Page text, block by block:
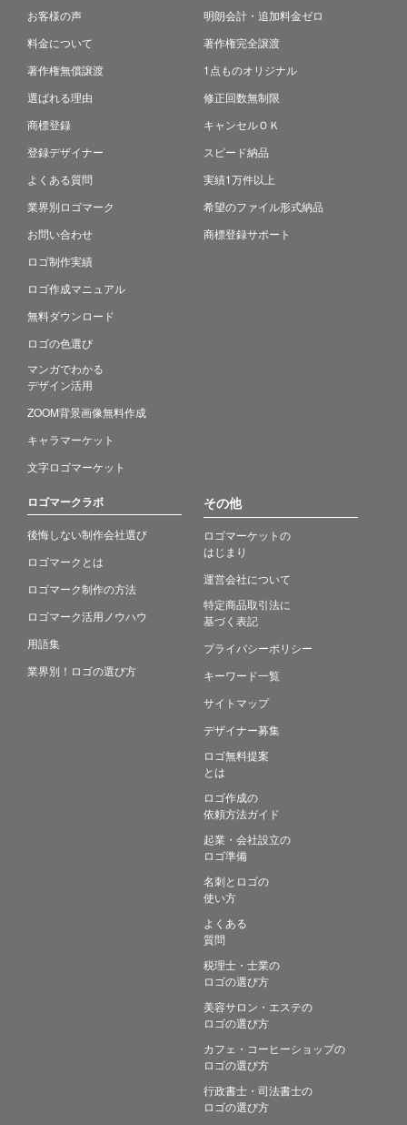
お客様の声
料金について
著作権無償譲渡
選ばれる理由
商標登録
登録デザイナー
よくある質問
業界別ロゴマーク
お問い合わせ
ロゴ制作実績
ロゴ作成マニュアル
無料ダウンロード
ロゴの色選び
マンガでわかる
デザイン活用
ZOOM背景画像無料作成
キャラマーケット
文字ロゴマーケット
明朗会計・追加料金ゼロ
著作権完全譲渡
1点ものオリジナル
修正回数無制限
キャンセルＯＫ
スピード納品
実績1万件以上
希望のファイル形式納品
商標登録サポート
ロゴマークラボ
後悔しない制作会社選び
ロゴマークとは
ロゴマーク制作の方法
ロゴマーク活用ノウハウ
用語集
業界別！ロゴの選び方
その他
ロゴマーケットの
はじまり
運営会社について
特定商品取引法に
基づく表記
プライバシーポリシー
キーワード一覧
サイトマップ
デザイナー募集
ロゴ無料提案
とは
ロゴ作成の
依頼方法ガイド
起業・会社設立の
ロゴ準備
名刺とロゴの
使い方
よくある
質問
税理士・士業の
ロゴの選び方
美容サロン・エステの
ロゴの選び方
カフェ・コーヒーショップの
ロゴの選び方
行政書士・司法書士の
ロゴの選び方